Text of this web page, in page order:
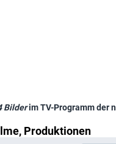
Bilderim TV-Programm der
Produktionen